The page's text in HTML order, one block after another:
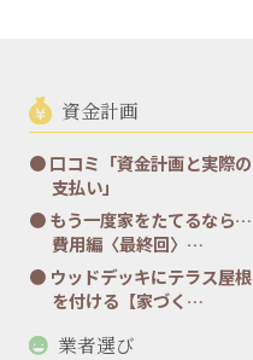
資金計画
口コミ「資金計画と実際の
支払い」
もう一度家をたてるなら…
費用編〈最終回〉…
ウッドデッキにテラス屋根
を付ける【家づく…
業者選び